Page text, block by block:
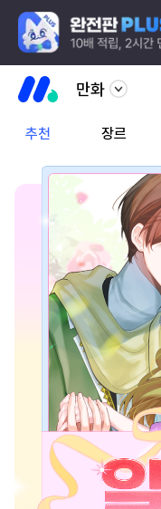
만화
추천 장르